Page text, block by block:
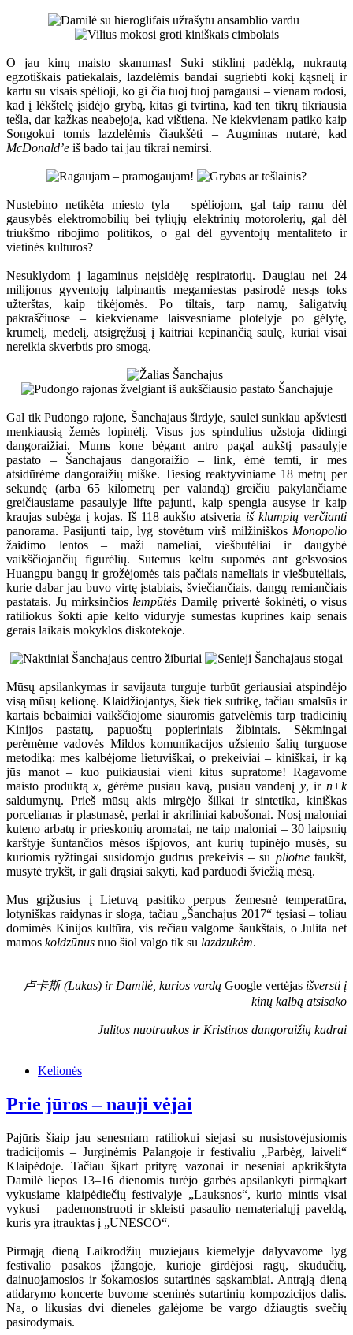
O jau kinų maisto skanumas! Suki stiklinį padėklą, nukrautą
egzotiškais patiekalais, lazdelėmis bandai sugriebti kokį kąsnelį ir
kartu su visais spėlioji, ko gi čia tuoj tuoj paragausi – vienam rodosi,
kad į lėkštelę įsidėjo grybą, kitas gi tvirtina, kad ten tikrų tikriausia
tešla, dar kažkas neabejoja, kad vištiena. Ne kiekvienam patiko kaip
Songokui tomis lazdelėmis čiaukšėti – Augminas nutarė, kad
McDonald’e iš bado tai jau tikrai nemirsi.
Nustebino netikėta miesto tyla – spėliojom, gal taip ramu dėl
gausybės elektromobilių bei tyliųjų elektrinių motorolerių, gal dėl
triukšmo ribojimo politikos, o gal dėl gyventojų mentaliteto ir
vietinės kultūros?
Nesuklydom į lagaminus neįsidėję respiratorių. Daugiau nei 24
milijonus gyventojų talpinantis megamiestas pasirodė nesąs toks
užterštas, kaip tikėjomės. Po tiltais, tarp namų, šaligatvių
pakraščiuose – kiekviename laisvesniame plotelyje po gėlytę,
krūmelį, medelį, atsigręžusį į kaitriai kepinančią saulę, kuriai visai
nereikia skverbtis pro smogą.
Gal tik Pudongo rajone, Šanchajaus širdyje, saulei sunkiau apšviesti
menkiausią žemės lopinėlį. Visus jos spindulius užstoja didingi
dangoraižiai. Mums kone bėgant antro pagal aukštį pasaulyje
pastato – Šanchajaus dangoraižio – link, ėmė temti, ir mes
atsidūrėme dangoraižių miške. Tiesiog reaktyviniame 18 metrų per
sekundę (arba 65 kilometrų per valandą) greičiu pakylančiame
greičiausiame pasaulyje lifte pajunti, kaip spengia ausyse ir kaip
kraujas subėga į kojas. Iš 118 aukšto atsiveria iš klumpių verčianti
panorama. Pasijunti taip, lyg stovėtum virš milžiniškos Monopolio
žaidimo lentos – maži nameliai, viešbutėliai ir daugybė
vaikščiojančių figūrėlių. Sutemus keltu supomės ant gelsvosios
Huangpu bangų ir grožėjomės tais pačiais nameliais ir viešbutėliais,
kurie dabar jau buvo virtę įstabiais, šviečiančiais, dangų remiančiais
pastatais. Jų mirksinčios lempūtės Damilę privertė šokinėti, o visus
ratiliokus šokti apie kelto viduryje sumestas kuprines kaip senais
gerais laikais mokyklos diskotekoje.
Mūsų apsilankymas ir savijauta turguje turbūt geriausiai atspindėjo
visą mūsų kelionę. Klaidžiojantys, šiek tiek sutrikę, tačiau smalsūs ir
kartais bebaimiai vaikščiojome siauromis gatvelėmis tarp tradicinių
Kinijos pastatų, papuoštų popieriniais žibintais. Sėkmingai
perėmėme vadovės Mildos komunikacijos užsienio šalių turguose
metodiką: mes kalbėjome lietuviškai, o prekeiviai – kiniškai, ir ką
jūs manot – kuo puikiausiai vieni kitus supratome! Ragavome
maisto produktąx, gėrėme pusiau kavą, pusiau vandenį y, irn+k
saldumynų. Prieš mūsų akis mirgėjo šilkai ir sintetika, kiniškas
porcelianas ir plastmasė, perlai ir akriliniai kabošonai. Nosį maloniai
kuteno arbatų ir prieskonių aromatai, ne taip maloniai – 30 laipsnių
karštyje šuntančios mėsos išpjovos, ant kurių tupinėjo musės, su
kuriomis ryžtingai susidorojo gudrus prekeivis – su pliotnetaukšt,
musytė trykšt, ir gali drąsiai sakyti, kad parduodi šviežią mėsą.
Mus grįžusius į Lietuvą pasitiko perpus žemesnė temperatūra,
lotyniškas raidynas ir sloga, tačiau „Šanchajus 2017“ tęsiasi – toliau
domimės Kinijos kultūra, vis rečiau valgome šaukštais, o Julita net
mamos koldzūnus nuo šiol valgo tik su lazdzukėm.
卢卡斯 (Lukas) ir Damilė, kurios vardą Google vertėjas išversti į
kinų kalbą atsisako
Julitos nuotraukos ir Kristinos dangoraižių kadrai
Kelionės
Prie jūros – nauji vėjai
Pajūris šiaip jau senesniam ratiliokui siejasi su nusistovėjusiomis
tradicijomis – Jurginėmis Palangoje ir festivaliu „Parbėg, laiveli“
Klaipėdoje. Tačiau šįkart prityrę vazonai ir neseniai apkrikštyta
Damilė liepos 13–16 dienomis turėjo garbės apsilankyti pirmąkart
vykusiame klaipėdiečių festivalyje „Lauksnos“, kurio mintis visai
vykusi – pademonstruoti ir skleisti pasaulio nematerialųjį paveldą,
kuris yra įtrauktas į „UNESCO“.
Pirmąją dieną Laikrodžių muziejaus kiemelyje dalyvavome lyg
festivalio pasakos įžangoje, kurioje girdėjosi ragų, skudučių,
dainuojamosios ir šokamosios sutartinės sąskambiai. Antrąją dieną
atidarymo koncerte buvome sceninės sutartinių kompozicijos dalis.
Na, o likusias dvi dieneles galėjome be vargo džiaugtis svečių
pasirodymais.